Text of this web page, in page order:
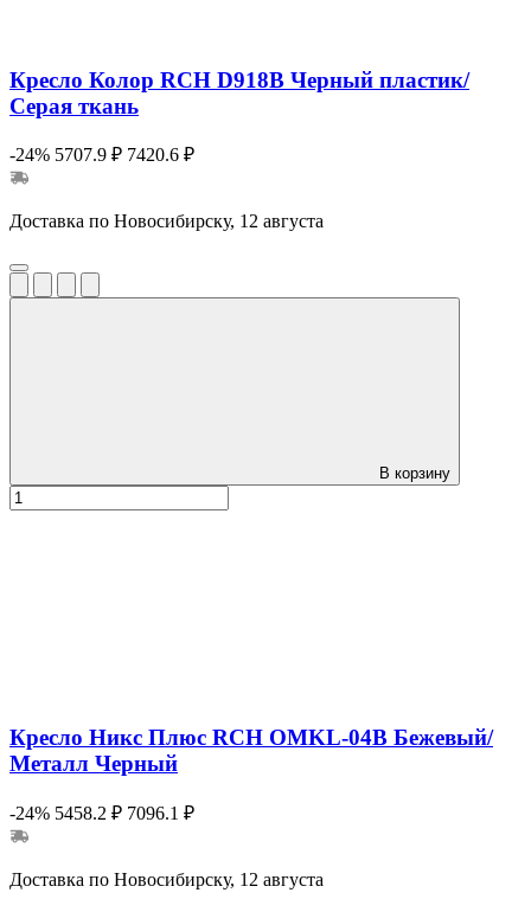
Кресло Колор RCH D918B Черный пластик/
Серая ткань
-24% 5707.9 ₽ 7420.6 ₽
Доставка по Новосибирску, 12 августа
В корзину
Кресло Никс Плюс RCH OMKL-04B Бежевый/
Металл Черный
-24% 5458.2 ₽ 7096.1 ₽
Доставка по Новосибирску, 12 августа